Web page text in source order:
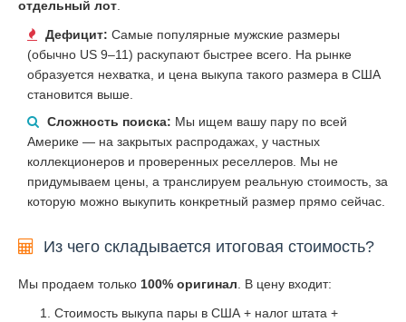
отдельный лот
Дефицит: Самые популярные мужские размеры
(обычно US 9–11) раскупают быстрее всего. На рынке
образуется нехватка, и цена выкупа такого размера в США
становится выше.
Сложность поиска: Мы ищем вашу пару по всей
Америке — на закрытых распродажах, у частных
коллекционеров и проверенных реселлеров. Мы не
придумываем цены, а транслируем реальную стоимость, за
которую можно выкупить конкретный размер прямо сейчас.
Из чего складывается итоговая стоимость?
Мы продаем только 100% оригинал . В цену входит:
Стоимость выкупа пары в США + налог штата +